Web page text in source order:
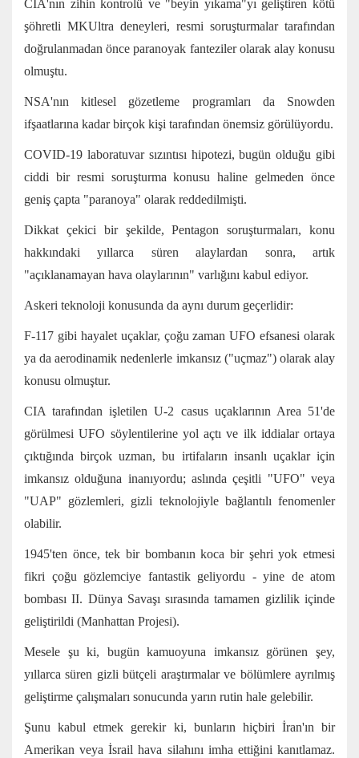
CIA'nın zihin kontrolü ve "beyin yıkama"yı geliştiren kötü
şöhretli MKUltra deneyleri, resmi soruşturmalar tarafından
doğrulanmadan önce paranoyak fanteziler olarak alay konusu
olmuştu.
NSA'nın kitlesel gözetleme programları da Snowden
ifşaatlarına kadar birçok kişi tarafından önemsiz görülüyordu.
COVID-19 laboratuvar sızıntısı hipotezi, bugün olduğu gibi
ciddi bir resmi soruşturma konusu haline gelmeden önce
geniş çapta "paranoya" olarak reddedilmişti.
Dikkat çekici bir şekilde, Pentagon soruşturmaları, konu
hakkındaki yıllarca süren alaylardan sonra, artık
"açıklanamayan hava olaylarının" varlığını kabul ediyor.
Askeri teknoloji konusunda da aynı durum geçerlidir:
F-117 gibi hayalet uçaklar, çoğu zaman UFO efsanesi olarak
ya da aerodinamik nedenlerle imkansız ("uçmaz") olarak alay
konusu olmuştur.
CIA tarafından işletilen U-2 casus uçaklarının Area 51'de
görülmesi UFO söylentilerine yol açtı ve ilk iddialar ortaya
çıktığında birçok uzman, bu irtifaların insanlı uçaklar için
imkansız olduğuna inanıyordu; aslında çeşitli "UFO" veya
"UAP" gözlemleri, gizli teknolojiyle bağlantılı fenomenler
olabilir.
1945'ten önce, tek bir bombanın koca bir şehri yok etmesi
fikri çoğu gözlemciye fantastik geliyordu - yine de atom
bombası II. Dünya Savaşı sırasında tamamen gizlilik içinde
geliştirildi (Manhattan Projesi).
Mesele şu ki, bugün kamuoyuna imkansız görünen şey,
yıllarca süren gizli bütçeli araştırmalar ve bölümlere ayrılmış
geliştirme çalışmaları sonucunda yarın rutin hale gelebilir.
Şunu kabul etmek gerekir ki, bunların hiçbiri İran'ın bir
Amerikan veya İsrail hava silahını imha ettiğini kanıtlamaz.